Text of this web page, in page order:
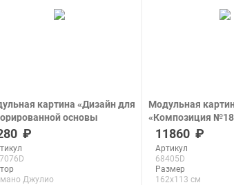
картина «Дизайн для
основы
на холсте
Джулио
Модульная
«Композиция
печать на холсте
11860
Артикул
68405D
Размер
162x113 см